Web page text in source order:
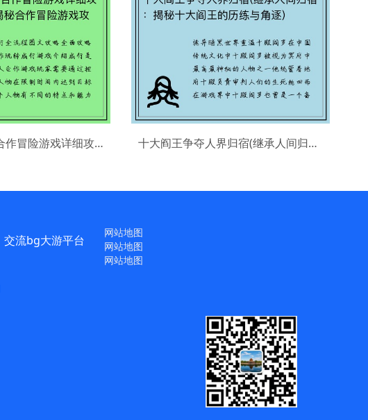
双人成行 - 一款合作冒险游戏详细攻略(双人成行 - 揭秘合作冒险游戏攻略绝窍) 十大阎王争夺人界归宿(继承人间归宿：揭秘十大阎王的历练与角逐)
交流bg大游平台
网站地图
网站地图
网站地图